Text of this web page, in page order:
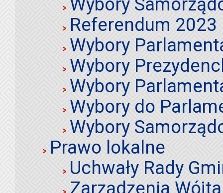
Referendum 2023
Wybory
Wybory
Wybory
Wybory do
Wybory
Prawo lokalne
Uchwały Rady
Zarządzenia Wójta